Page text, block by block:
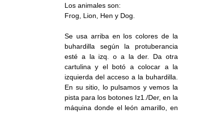
Los animales son:
Frog, Lion, Hen y Dog.
Se usa arriba en los colores de la
buhardilla según la protuberancia
esté a la izq. o a la der. Da otra
cartulina y el botó a colocar a la
izquierda del acceso a la buhardilla.
En su sitio, lo pulsamos y vemos la
pista para los botones Iz1./Der, en la
máquina donde el león amarillo, en